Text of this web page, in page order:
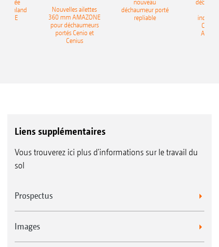
portée
Onland
Nouvelles ailettes
360 mm AMAZONE
pour déchaumeurs
portés Cenio et
Cenius
nouveau
déchaumeur porté
repliable
Liens supplémentaires
Vous trouverez ici plus d'informations sur le travail du
sol
Prospectus
Images